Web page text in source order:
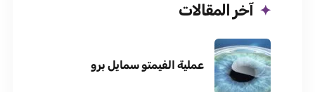
آخر المقالات
عملية الفيمتو سمايل برو